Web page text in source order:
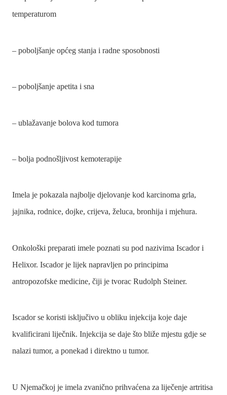
temperaturom
– poboljšanje općeg stanja i radne sposobnosti
– poboljšanje apetita i sna
– ublažavanje bolova kod tumora
– bolja podnošljivost kemoterapije
Imela je pokazala najbolje djelovanje kod karcinoma grla,
jajnika, rodnice, dojke, crijeva, želuca, bronhija i mjehura.
Onkološki preparati imele poznati su pod nazivima Iscador i
Helixor. Iscador je lijek napravljen po principima
antropozofske medicine, čiji je tvorac Rudolph Steiner.
Iscador se koristi isključivo u obliku injekcija koje daje
kvalificirani liječnik. Injekcija se daje što bliže mjestu gdje se
nalazi tumor, a ponekad i direktno u tumor.
U Njemačkoj je imela zvanično prihvaćena za liječenje artritisa